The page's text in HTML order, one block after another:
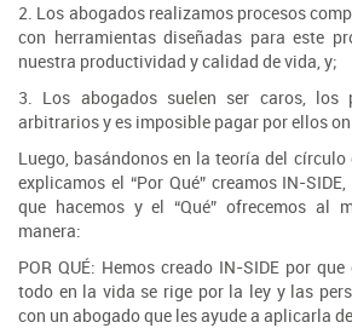
2. Los abogados realizamos procesos
con herramientas diseñadas para este
nuestra productividad y calidad de vida, y;
3. Los abogados suelen ser caros, los
arbitrarios y es imposible pagar por ellos
Luego, basándonos en la teoría del círculo
explicamos el “Por Qué” creamos IN-
que hacemos y el “Qué” ofrecemos al
manera:
POR QUÉ: Hemos creado IN-SIDE por
todo en la vida se rige por la ley y las
con un abogado que les ayude a aplicarla